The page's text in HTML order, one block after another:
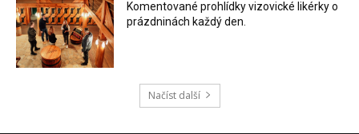
Komentované prohlídky vizovické likérky o
prázdninách každý den.
Načíst další